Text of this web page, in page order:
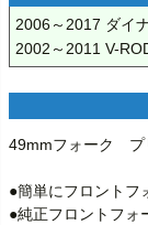
2006～2017 ダイ
2002～2011 V-
49mmフォーク　
●簡単にフロントフ
●純正フロントフォ